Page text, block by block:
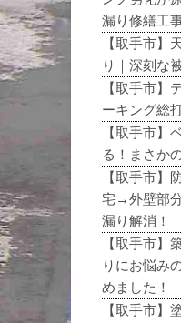
漏り修繕工
【取手市】
り｜深刻な
【取手市】
ーキング総
【取手市】
る！まさか
【取手市】
宅→外壁部
漏り解消！
【取手市】
りにお悩み
めました！
【取手市】